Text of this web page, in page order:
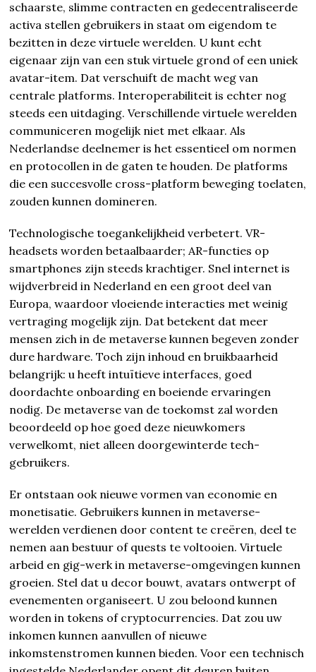
schaarste, slimme contracten en gedecentraliseerde
activa stellen gebruikers in staat om eigendom te
bezitten in deze virtuele werelden. U kunt echt
eigenaar zijn van een stuk virtuele grond of een uniek
avatar-item. Dat verschuift de macht weg van
centrale platforms. Interoperabiliteit is echter nog
steeds een uitdaging. Verschillende virtuele werelden
communiceren mogelijk niet met elkaar. Als
Nederlandse deelnemer is het essentieel om normen
en protocollen in de gaten te houden. De platforms
die een succesvolle cross-platform beweging toelaten,
zouden kunnen domineren.
Technologische toegankelijkheid verbetert. VR-
headsets worden betaalbaarder; AR-functies op
smartphones zijn steeds krachtiger. Snel internet is
wijdverbreid in Nederland en een groot deel van
Europa, waardoor vloeiende interacties met weinig
vertraging mogelijk zijn. Dat betekent dat meer
mensen zich in de metaverse kunnen begeven zonder
dure hardware. Toch zijn inhoud en bruikbaarheid
belangrijk: u heeft intuïtieve interfaces, goed
doordachte onboarding en boeiende ervaringen
nodig. De metaverse van de toekomst zal worden
beoordeeld op hoe goed deze nieuwkomers
verwelkomt, niet alleen doorgewinterde tech-
gebruikers.
Er ontstaan ook nieuwe vormen van economie en
monetisatie. Gebruikers kunnen in metaverse-
werelden verdienen door content te creëren, deel te
nemen aan bestuur of quests te voltooien. Virtuele
arbeid en gig-werk in metaverse-omgevingen kunnen
groeien. Stel dat u decor bouwt, avatars ontwerpt of
evenementen organiseert. U zou beloond kunnen
worden in tokens of cryptocurrencies. Dat zou uw
inkomen kunnen aanvullen of nieuwe
inkomstenstromen kunnen bieden. Voor een technisch